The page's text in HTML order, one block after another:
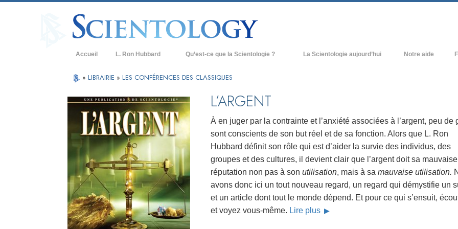
Accueil L. Ron Hubbard Qu’est-ce que la Scientologie ?
Croyances et pratiques
Les scientologues et la Scientologie
Rencontrez un scientologue
À l’intérieur d’une église
Les principes de base de la Scientologie
La Dianétique : Une introduction
Amour et haine –
Qu’est-ce que la grandeur ?
La Scientologie aujourd’hui
Base à terre de Flag
Freewinds
Apporter la Scientologie au monde
entier
David Miscavige - Chef ecclésiastique
de la Scientologie
Notre aide
À
» LIBRAIRIE » LES CONFÉRENCES DES CLASSIQUES
L’ARGENT
À en juger par la contrainte et l’anxiété associées à l’argent, peu de
sont conscients de son but réel et de sa fonction. Alors que L. Ron
Hubbard définit son rôle qui est d’aider la survie des individus, des
groupes et des cultures, il devient clair que l’argent doit sa mauvaise
réputation non pas à son utilisation, mais à sa mauvaise utilisation.
avons donc ici un tout nouveau regard, un regard qui démystifie un
et un article dont tout le monde dépend. Et pour ce qui s’ensuit,
et voyez vous-même. Lire plus